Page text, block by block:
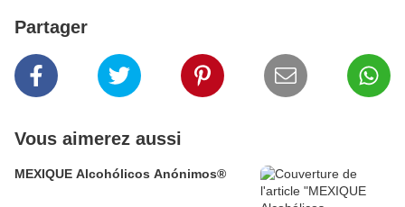
Partager
Vous aimerez aussi
MEXIQUE Alcohólicos Anónimos®